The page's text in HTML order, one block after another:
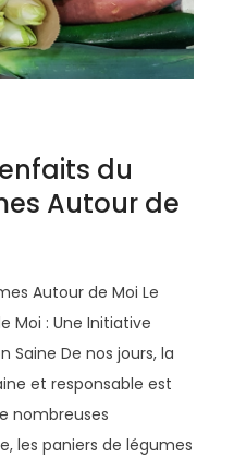
du
Autour de
Autour de Moi Le
Moi : Une Initiative
Saine De nos jours, la
et responsable est
nombreuses
les paniers de légumes